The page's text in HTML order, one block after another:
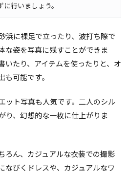
行いましょう。
浜に裸足で立ったり、波打ち際で
な姿を写真に残すことができま
いたり、アイテムを使ったりと、オ
も可能です。
ット写真も人気です。二人のシル
り、幻想的な一枚に仕上がりま
ろん、カジュアルな衣装での撮影
なびくドレスや、カジュアルなワ